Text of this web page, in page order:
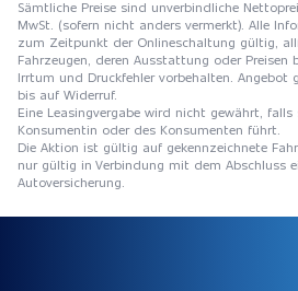
Sämtliche Preise sind unverbindliche
MwSt. (sofern nicht anders vermerkt). Alle
zum Zeitpunkt der Onlineschaltung gültig,
Fahrzeugen, deren Ausstattung oder Preisen
Irrtum und Druckfehler vorbehalten. Angebot
bis auf Widerruf.
Eine Leasingvergabe wird nicht gewährt,
Konsumentin oder des Konsumenten führt.
Die Aktion ist gültig auf gekennzeichnete
nur gültig in Verbindung mit dem Abschluss
Autoversicherung.